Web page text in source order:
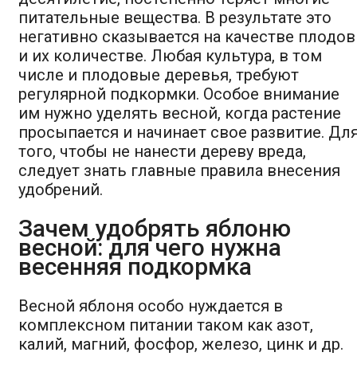
питательные вещества. В результате это
негативно сказывается на качестве плодов
и их количестве. Любая культура, в том
числе и плодовые деревья, требуют
регулярной подкормки. Особое внимание
им нужно уделять весной, когда растение
просыпается и начинает свое развитие.
того, чтобы не нанести дереву вреда,
следует знать главные правила внесения
удобрений.
Зачем удобрять яблоню
весной: для чего нужна
весенняя подкормка
Весной яблоня особо нуждается в
комплексном питании таком как азот,
калий, магний, фосфор, железо, цинк и др.